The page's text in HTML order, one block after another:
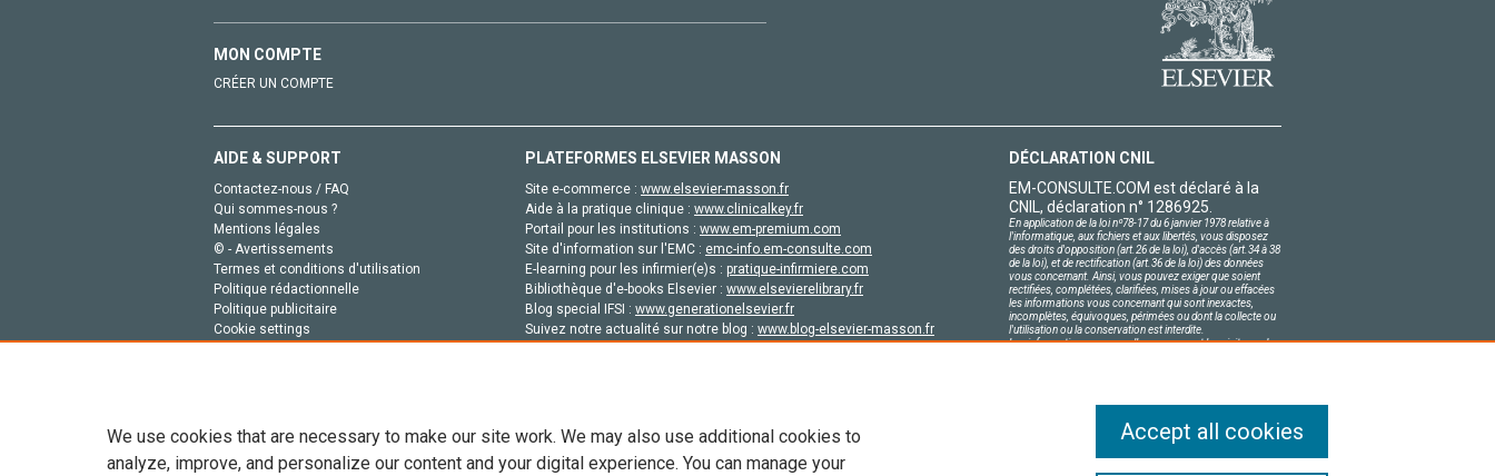
MON COMPTE
CRÉER UN COMPTE
AIDE & SUPPORT
Contactez-nous / FAQ
Qui sommes-nous ?
Mentions légales
© - Avertissements
Termes et conditions d'utilisation
Politique rédactionnelle
Politique publicitaire
Cookie settings
PLATEFORMES ELSEVIER MASSON
Site e-commerce : www.elsevier-masson.fr
Aide à la pratique clinique : www.clinicalkey.fr
Portail pour les institutions : www.em-premium.com
Site d'information sur l'EMC : emc-info.em-consulte.com
E-learning pour les infirmier(e)s : pratique-infirmiere.com
Bibliothèque d'e-books Elsevier : www.elsevierelibrary.fr
Blog special IFSI : www.generationelsevier.fr
Suivez notre actualité sur notre blog : www.blog-elsevier-masson.fr
DÉCLARATION CNIL
EM-CONSULTE.COM est déclaré à la
CNIL, déclaration n° 1286925.
En application de la loi nº78-17 du 6 janvier 1978 relative à
l'informatique, aux fichiers et aux libertés, vous disposez
des droits d'opposition (art.26 de la loi), d'accès (art.34 à 38
de la loi), et de rectification (art.36 de la loi) des données
vous concernant. Ainsi, vous pouvez exiger que soient
rectifiées, complétées, clarifiées, mises à jour ou effacées
les informations vous concernant qui sont inexactes,
incomplètes, équivoques, périmées ou dont la collecte ou
l'utilisation ou la conservation est interdite.
Les informations personnelles concernant les visiteurs de
We use cookies that are necessary to make our site work. We may also use additional cookies to
analyze, improve, and personalize our content and your digital experience. You can manage your
Accept all cookies